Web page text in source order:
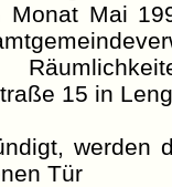
Monat Mai
15 in
werden
Tür